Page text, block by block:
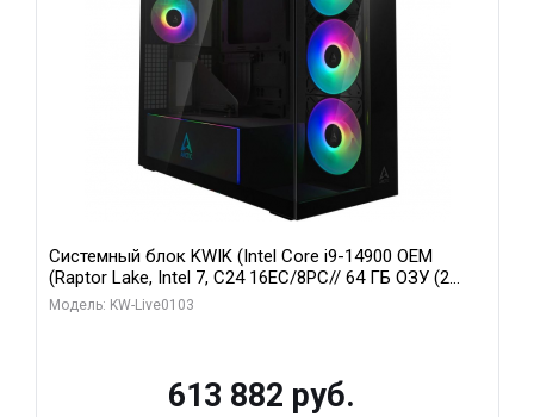
Системный блок KWIK (Intel Core i9-14900 OEM
(Raptor Lake, Intel 7, C24 16EC/8PC// 64 ГБ ОЗУ (2
модуля)/ Afox RTX4090 24GB GDDR6X 384-Bit 3xDP
Модель: KW-Live0103
613 882 руб.